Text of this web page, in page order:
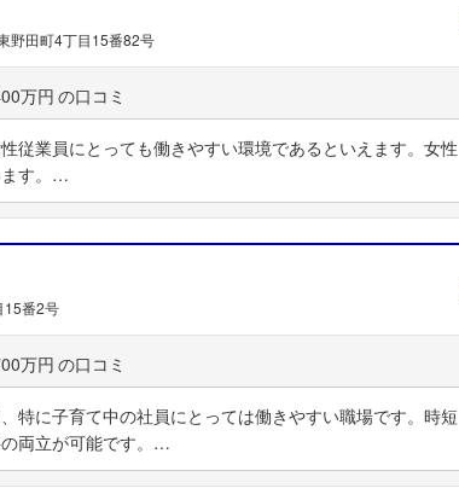
野田町4丁目15番82号
万円
従業員にとっても働きやすい環境であるといえます。女性
ます。…
15番2号
万円
特に子育て中の社員にとっては働きやすい職場です。時短
両立が可能です。…